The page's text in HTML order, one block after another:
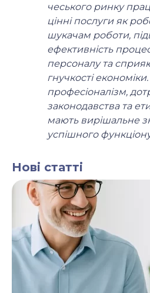
чеського ринку
цінні послуги як
шукачам роботи,
ефективність
персоналу та
гнучкості
професіоналізм,
законодавства та
мають вирішальне
успішного
Нові статті